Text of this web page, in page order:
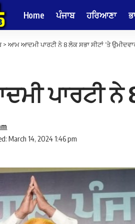
Home ਪੰਜਾਬ ਹਰਿਆਣਾ
> ਆਮ ਆਦਮੀ ਪਾਰਟੀ ਨੇ 8 ਲੋਕ ਸਭਾ ਸੀਟਾਂ ‘ਤੇ
ਪਾਰਟੀ ਨੇ 8
March 14, 2024 1:46 pm